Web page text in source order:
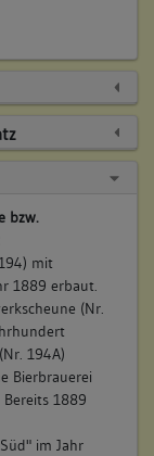
bzw.
mit
1889 erbaut.
(Nr.
194A)
Bierbrauerei
1889
im Jahr